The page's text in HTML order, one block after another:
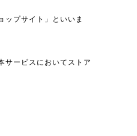
ップサイト」といいま
サービスにおいてストア